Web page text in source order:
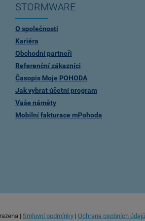
STORMWARE
O společnosti
Kariéra
Obchodní partneři
Referenční zákazníci
Časopis Moje POHODA
Jak vybrat účetní program
Vaše náměty
Mobilní fakturace mPohoda
| Smluvní podmínky | Ochrana osobních údajů